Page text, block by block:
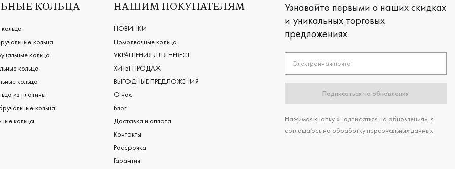
КОЛЬЦА
кольца
кольца
кольца
кольца
из платины
кольца
кольца
НАШИМ ПОКУПАТЕЛЯМ
НОВИНКИ
Помолвочные кольца
УКРАШЕНИЯ ДЛЯ НЕВЕСТ
ХИТЫ ПРОДАЖ
ВЫГОДНЫЕ ПРЕДЛОЖЕНИЯ
О нас
Блог
Доставка и оплата
Контакты
Рассрочка
Гарантия
Узнавайте первыми о наших скидках
и уникальных торговых
предложениях
Электронная почта
Подписаться на обновления
Нажимая кнопку «Подписаться на обновления», я
соглашаюсь на обработку персональных данных